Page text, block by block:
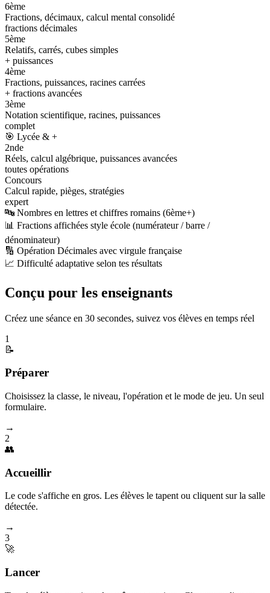
6ème
Fractions, décimaux, calcul mental consolidé
fractions décimales
5ème
Relatifs, carrés, cubes simples
+ puissances
4ème
Fractions, puissances, racines carrées
+ fractions avancées
3ème
Notation scientifique, racines, puissances
complet
🎯 Lycée & +
2nde
Réels, calcul algébrique, puissances avancées
toutes opérations
Concours
Calcul rapide, pièges, stratégies
expert
🔤 Nombres en lettres et chiffres romains (6ème+)
📊 Fractions affichées style école (numérateur / barre /
dénominateur)
🔢 Opération Décimales avec virgule française
📈 Difficulté adaptative selon tes résultats
Conçu pour les enseignants
Créez une séance en 30 secondes, suivez vos élèves en temps réel
1
📝
Préparer
Choisissez la classe, le niveau, l'opération et le mode de jeu. Un seul
formulaire.
→
2
👥
Accueillir
Le code s'affiche en gros. Les élèves le tapent ou cliquent sur la salle
détectée.
→
3
🚀
Lancer